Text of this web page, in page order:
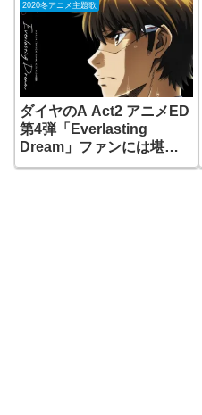
2020冬アニメ主題歌
ダイヤのA Act2 アニメED
第4弾「Everlasting
Dream」ファンには堪ら
ないMV